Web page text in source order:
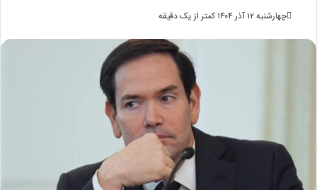
چهارشنبه ۱۲ آذر ۱۴۰۴ کمتر از یک دقیقه